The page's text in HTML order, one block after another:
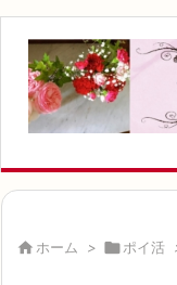
 ホーム > ポイ活